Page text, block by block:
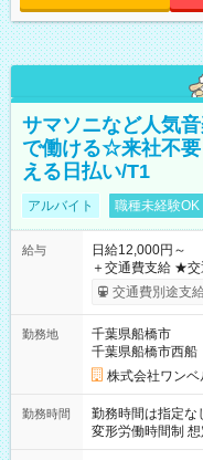
サマソニなど人気
で働ける☆来社不要
える日払い/T1
アルバイト 職種未経験OK
給与
日給12,000円～
＋交通費支給 ★交通費一部支給 ┗1日500円を超えた分は全額支
給！ ※往復500円以内
（規定あり） ┗
なし
交通費別途支
勤務地
千葉県船橋市
千葉県船橋市西船
株式会社ワンベ
勤務時間
勤務時間は指定な
変形労働時間制 想定労働時
～22：00